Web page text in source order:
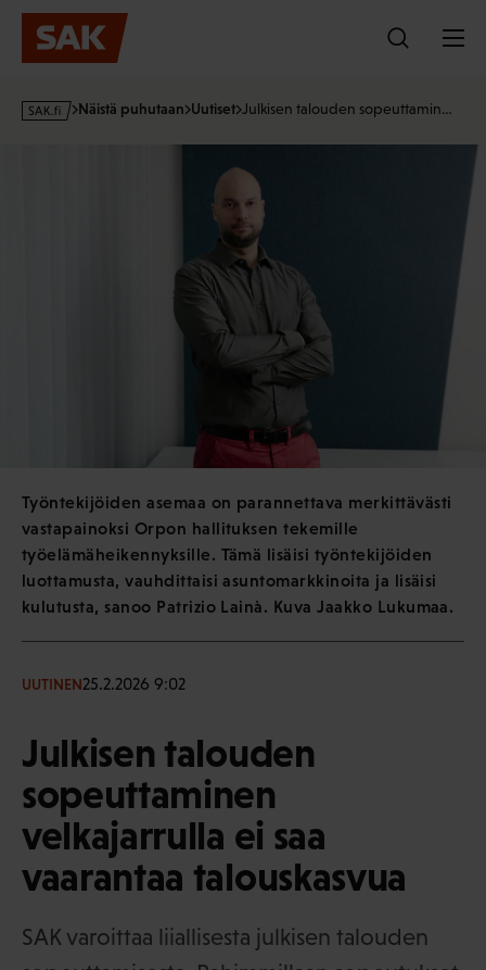
Hyppää
sisältöön
s
Näistä puhutaan Uutiset Julkisen talouden sopeuttamin…
Työntekijöiden asemaa on parannettava merkittävästi
vastapainoksi Orpon hallituksen tekemille
työelämäheikennyksille. Tämä lisäisi työntekijöiden
luottamusta, vauhdittaisi asuntomarkkinoita ja lisäisi
kulutusta, sanoo Patrizio Lainà. Kuva Jaakko Lukumaa.
UUTINEN25.2.2026 9:02
Julkisen talouden
sopeuttaminen
velkajarrulla ei saa
vaarantaa talouskasvua
SAK varoittaa liiallisesta julkisen talouden